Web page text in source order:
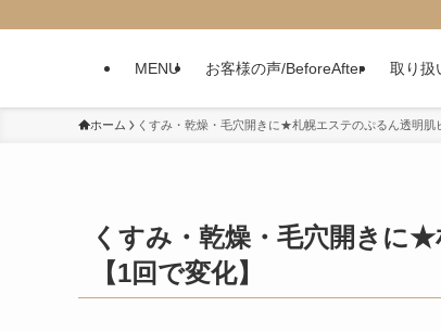
MENU お客様の声/BeforeAfter 取り扱
ホーム くすみ・乾燥・毛穴開きに★札幌エステのぷるん透明肌
くすみ・乾燥・毛穴開きに
【1回で変化】